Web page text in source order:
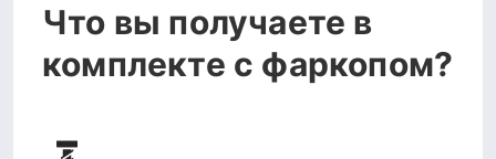
Что вы получаете в
комплекте с фаркопом?